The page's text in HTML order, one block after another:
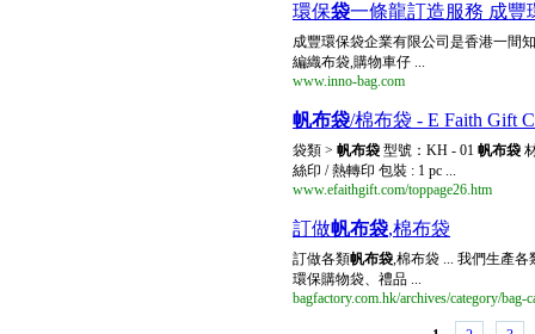
環保袋一條龍訂造服務 成豐
成豐環保袋企業有限公司是香港一間
編織布袋,購物車仔 ...
www.inno-bag.com
帆布袋/棉布袋 - E Faith Gift
袋類 > 帆布袋 型號：KH - 01 帆布袋
絲印 / 熱轉印 包裝 : 1 pc ...
www.efaithgift.com/toppage26.htm
訂做帆布袋,棉布袋
訂做各類帆布袋,棉布袋 ... 我們生產
環保購物袋、禮品 ...
bagfactory.com.hk/archives/category/bag-